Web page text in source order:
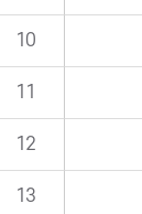
10
11
12
13